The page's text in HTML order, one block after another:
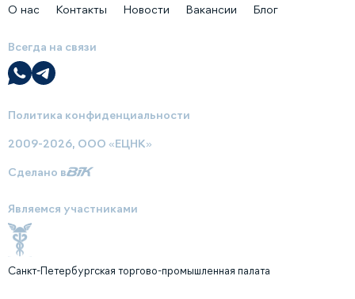
О нас Контакты Новости Вакансии Блог
Всегда на связи
Политика конфиденциальности
2009-2026, ООО «ЕЦНК»
Сделано в
Являемся участниками
Санкт-Петербургская торгово-промышленная палата